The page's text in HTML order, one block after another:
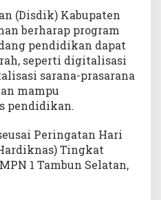
(Disdik) Kabupaten
berharap program
pendidikan dapat
seperti digitalisasi
sarana-prasarana
mampu
pendidikan.
Peringatan Hari
Tingkat
1 Tambun Selatan,